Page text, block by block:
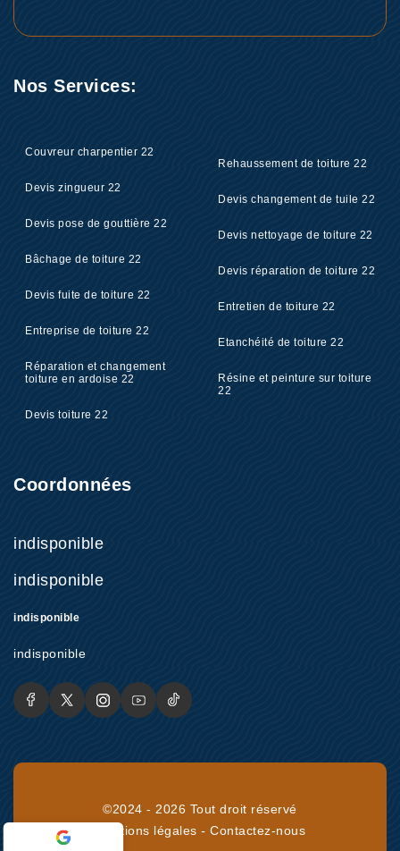
Nos Services:
Couvreur charpentier 22
Devis zingueur 22
Devis pose de gouttière 22
Bâchage de toiture 22
Devis fuite de toiture 22
Entreprise de toiture 22
Réparation et changement
toiture en ardoise 22
Devis toiture 22
Rehaussement de toiture 22
Devis changement de tuile 22
Devis nettoyage de toiture 22
Devis réparation de toiture 22
Entretien de toiture 22
Etanchéité de toiture 22
Résine et peinture sur toiture
22
Coordonnées
indisponible
indisponible
indisponible
indisponible
©2024 - 2026 Tout droit réservé
Mentions légales -Contactez-nous